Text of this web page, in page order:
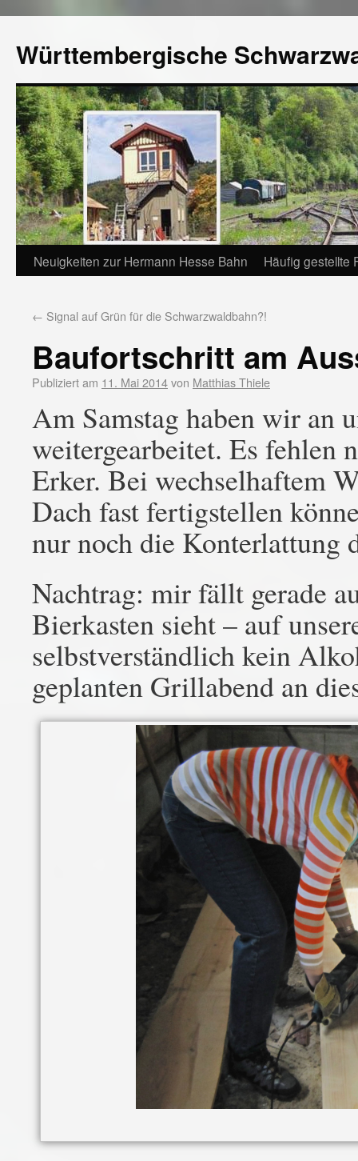
Württembergische
Neuigkeiten zur Hermann Hesse Bahn Häufig gestellte
← Signal auf Grün für die Schwarzwaldbahn?!
Baufortschritt am
Publiziert am 11. Mai 2014von Matthias Thiele
Am Samstag haben wir an
weitergearbeitet. Es fehlen
Erker. Bei wechselhaftem
Dach fast fertigstellen
nur noch die Konterlattung
Nachtrag: mir fällt gerade
Bierkasten sieht – auf
selbstverständlich kein
geplanten Grillabend an